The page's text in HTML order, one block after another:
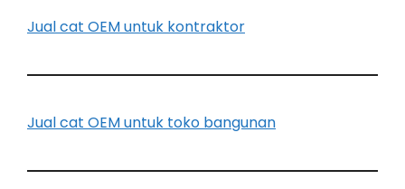
Jual cat OEM untuk kontraktor
Jual cat OEM untuk toko bangunan